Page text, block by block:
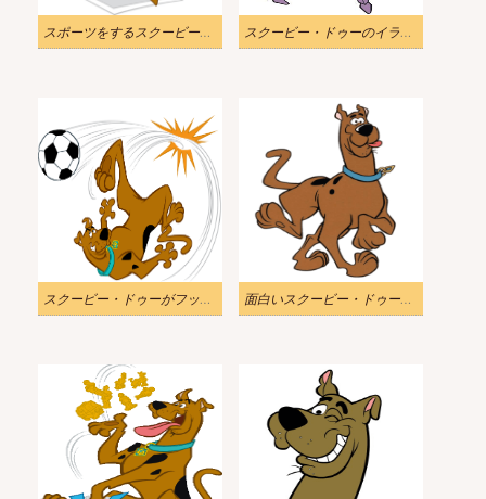
スポーツをするスクービー・ドゥーのイラスト スクービー・ドゥーのイラストをダウンロード
スクービー・ドゥーがフットボールをしているイラスト 面白いスクービー・ドゥーのイラスト